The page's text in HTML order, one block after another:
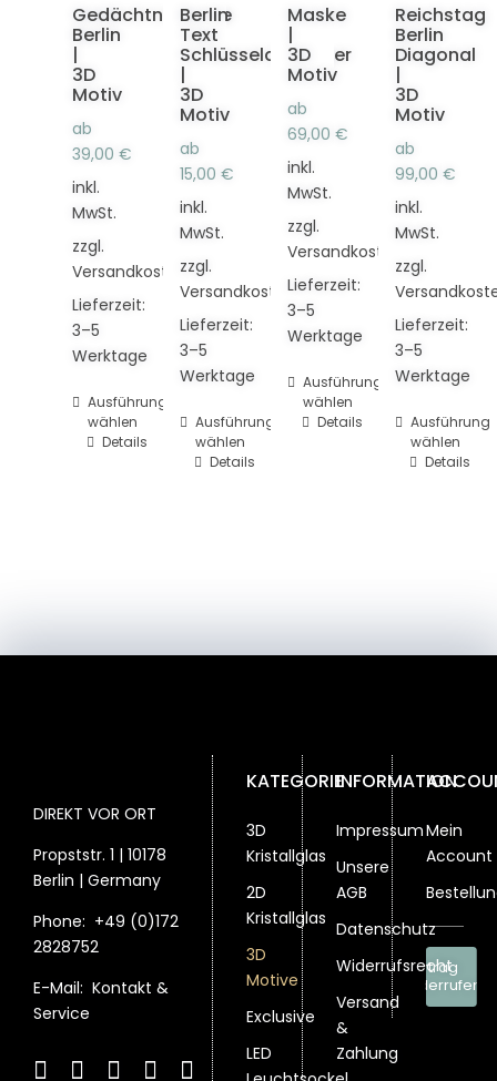
Gedächtniskirche
Berlin
|
3D
Motiv
ab
39,00 €
inkl.
MwSt.
zzgl.
Versandkosten
Lieferzeit:
3–5
Werktage
Ausführung
wählen
Dieses
Produkt
weist
der
Details
Berlin
Text
Schlüsselanhänger
|
3D
Motiv
ab
15,00 €
inkl.
MwSt.
zzgl.
Versandkosten
Lieferzeit:
3–5
Werktage
Ausführung
wählen
Dieses
Produkt
weist
auf
werden
Details
Maske
|
3D
Motiv
ab
69,00 €
inkl.
MwSt.
zzgl.
Versandkosten
Lieferzeit:
3–5
Werktage
Ausführung
wählen
Dieses
Produkt
weist
Details
Reichstag
Berlin
Diagonal
|
3D
Motiv
ab
99,00 €
inkl.
MwSt.
zzgl.
Lieferzeit:
3–5
Werktage
Ausführung
wählen
Dieses
Produkt
weist
auf
Details
DIREKT VOR ORT
Propststr. 1 | 10178
Berlin | Germany
Phone: +49 (0)172
2828752
E-Mail: Kontakt &
Service
KATEGORIE
3D
Kristallglas
2D
Kristallglas
3D
Motive
Exclusive
LED
INFORMATION
Impressum
Unsere
AGB
Datenschutz
Widerrufsrecht
Versand
&
Zahlung
Mein
Account
Vertrag
widerrufen